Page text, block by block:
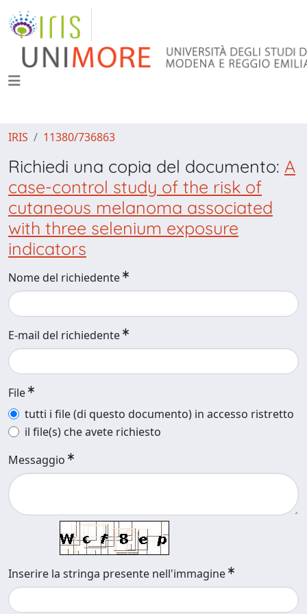
IRIS 11380/736863
Richiedi una copia del documento: A
case-control study of the risk of
cutaneous melanoma associated
with three selenium exposure
indicators
Nome del richiedente
E-mail del richiedente
File
tutti i file (di questo documento) in accesso ristretto
il file(s) che avete richiesto
Messaggio
Inserire la stringa presente nell'immagine